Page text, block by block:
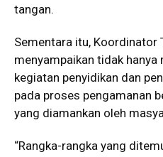
tangan.
Sementara itu, Koordinator
menyampaikan tidak hanya
kegiatan penyidikan dan
pada proses pengamanan
yang diamankan oleh
“Rangka-rangka yang